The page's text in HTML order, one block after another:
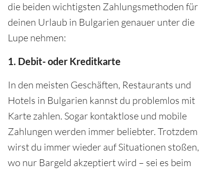
die beiden wichtigsten Zahlungsmethoden für
deinen Urlaub in Bulgarien genauer unter die
Lupe nehmen:
1. Debit- oder Kreditkarte
In den meisten Geschäften, Restaurants und
Hotels in Bulgarien kannst du problemlos mit
Karte zahlen. Sogar kontaktlose und mobile
Zahlungen werden immer beliebter. Trotzdem
wirst du immer wieder auf Situationen stoßen,
wo nur Bargeld akzeptiert wird – sei es beim